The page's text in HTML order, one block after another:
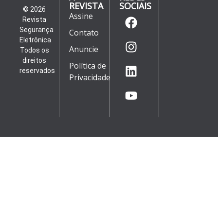
© 2026
Revista
Segurança
Eletrônica
Todos os
direitos
reservados
REVISTA
Assine
Contato
Anuncie
Política de
Privacidade
SOCIAIS